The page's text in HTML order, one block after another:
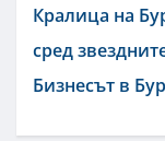
Кралица на
сред
Бизнесът в